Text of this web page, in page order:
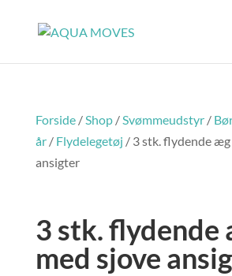
Forside/Shop/Svømmeudstyr/
år/ Flydelegetøj / 3 stk. flydende æg
ansigter
3 stk. flydende
med sjove